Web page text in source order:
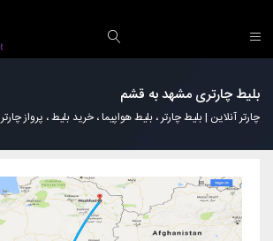
بلیط چارتری مشهد به قشم
چارتر آنلاین | بلیط چارتر ، بلیط هواپیما ، خرید بلیط ، پرواز چارتر